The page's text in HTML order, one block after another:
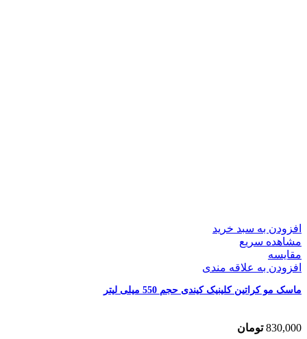
افزودن به سبد خرید
مشاهده سریع
مقایسه
افزودن به علاقه مندی
ماسک مو کراتین کلینیک کیندی حجم 550 میلی لیتر
830,000 تومان